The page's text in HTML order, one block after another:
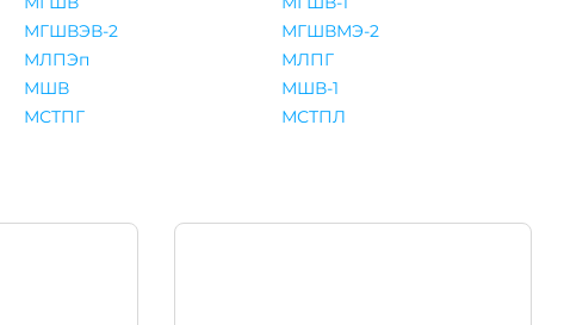
МГШВЭВ-2
МГШВМЭ-2
МЛПЭп
МЛПГ
МШВ
МШВ-1
МСТПГ МСТПЛ